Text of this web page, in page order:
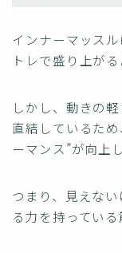
インナーマッス
トレで盛り上が
しかし、動きの
直結しているた
ーマンス”が向上
つまり、見えな
る力を持っている